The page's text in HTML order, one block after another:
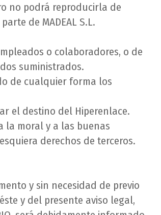
no podrá reproducirla de
de MADEAL S.L.
o colaboradores, o de
suministrados.
de cualquier forma los
el destino del Hiperenlace.
la moral y a las buenas
derechos de terceros.
y sin necesidad de previo
y del presente aviso legal,